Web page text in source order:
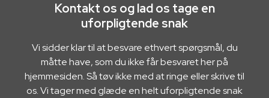
Kontakt os og lad os tage en
uforpligtende snak
Vi sidder klar til at besvare ethvert spørgsmål, du
måtte have, som du ikke får besvaret her på
hjemmesiden. Så tøv ikke med at ringe eller skrive til
os. Vi tager med glæde en helt uforpligtende snak